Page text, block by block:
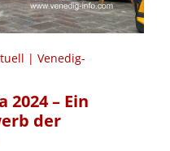
| Venedig-
2024 – Ein
der